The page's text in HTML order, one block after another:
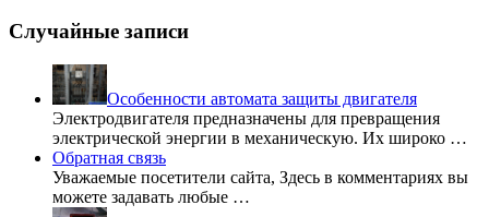
Случайные записи
Особенности автомата защиты двигателя
Электродвигателя предназначены для превращения
электрической энергии в механическую. Их широко …
Обратная связь
Уважаемые посетители сайта, Здесь в комментариях вы
можете задавать любые …